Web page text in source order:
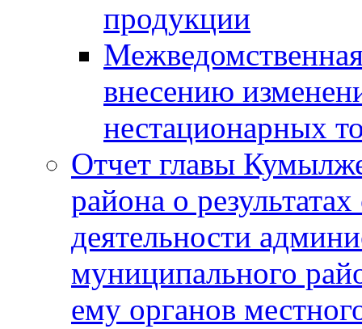
продукции
внесению
нестационарных
Отчет главы
района о
деятельности
муниципального
ему органов